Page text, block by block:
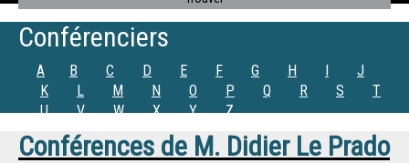
Conférenciers
A B C D E F G H I
J
K
L M N O P Q R S
T
U
V W X Y Z
Conférences de M. Didier Le Prado